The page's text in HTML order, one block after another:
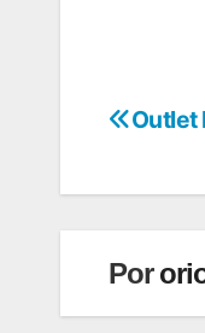
Outlet
Por